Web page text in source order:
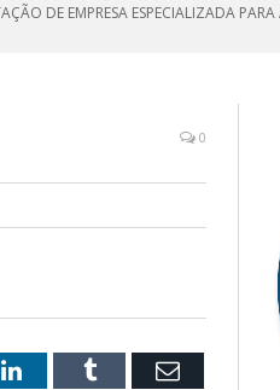
DE EMPRESA ESPECIALIZADA
0
LinkedInTumblr Email